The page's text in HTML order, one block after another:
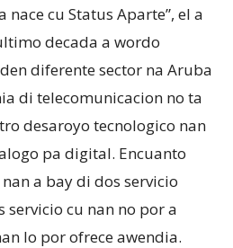
cu Status Aparte”, el a
decada a wordo
diferente sector na Aruba
di telecomunicacion no ta
desaroyo tecnologico nan
pa digital. Encuanto
a bay di dos servicio
cu nan no por a
lo por ofrece awendia.